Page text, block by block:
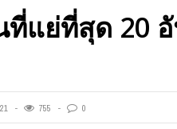
แย่ที่สุด 20
755 0